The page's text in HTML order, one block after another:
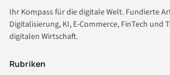
Ihr Kompass für die digitale Welt. Fundierte
Digitalisierung, KI, E-Commerce, FinTech und
digitalen Wirtschaft.
Rubriken